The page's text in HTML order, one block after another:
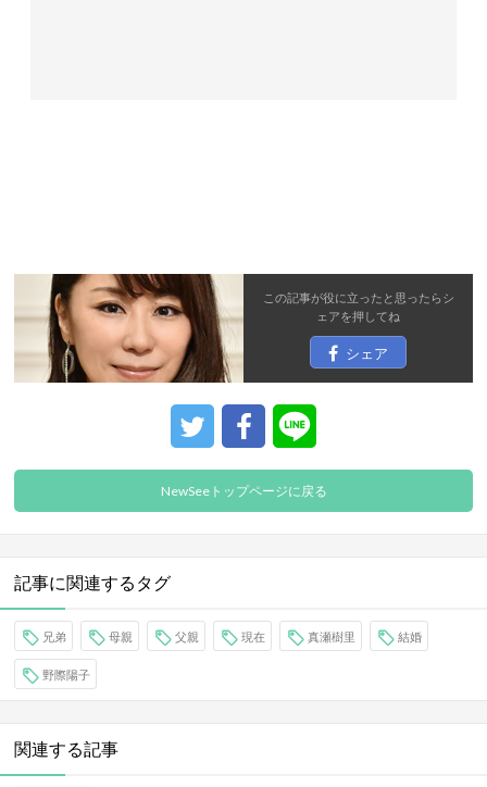
この記事が役に立ったと思ったらシ
ェアを押してね
シェア
NewSeeトップページに戻る
記事に関連するタグ
兄弟 母親 父親 現在 真瀬樹里 結婚
野際陽子
関連する記事